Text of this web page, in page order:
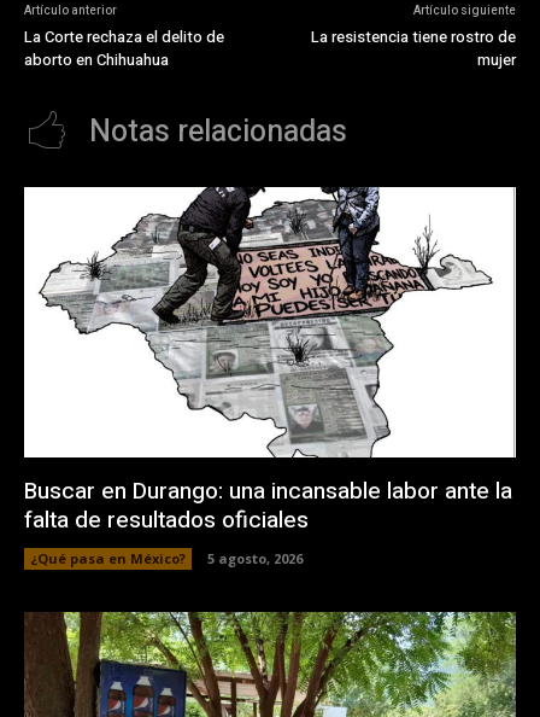
Artículo anterior
La Corte rechaza el delito de
aborto en Chihuahua
Artículo siguiente
La resistencia tiene rostro de
mujer
Notas relacionadas
Buscar en Durango: una incansable labor ante la
falta de resultados oficiales
¿Qué pasa en México? 5 agosto, 2026